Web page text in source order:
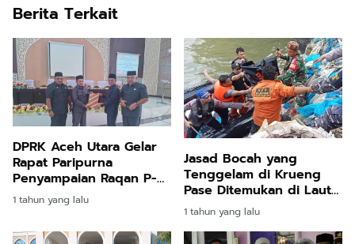
Berita Terkait
DPRK Aceh Utara Gelar
Rapat Paripurna
Penyampaian Raqan P-
APBK TA 2024
1 tahun yang lalu
Jasad Bocah yang
Tenggelam di Krueng
Pase Ditemukan di Laut
Lhokseumawe
1 tahun yang lalu